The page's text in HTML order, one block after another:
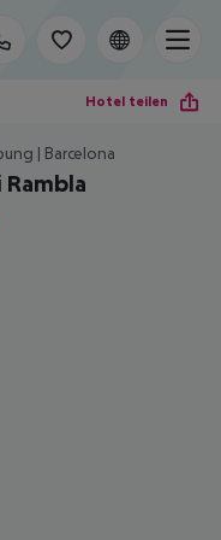
Hotel teilen
| Barcelona
Rambla